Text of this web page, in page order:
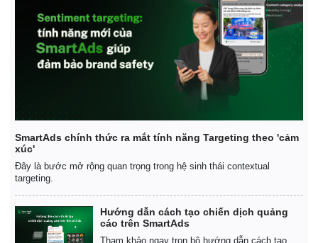
SmartAds chính thức ra mắt tính năng Targeting theo 'cảm
xúc'
Đây là bước mở rộng quan trọng trong hệ sinh thái contextual
targeting.
Hướng dẫn cách tạo chiến dịch quảng
cáo trên SmartAds
Tham khảo ngay trọn bộ hướng dẫn cách tạo